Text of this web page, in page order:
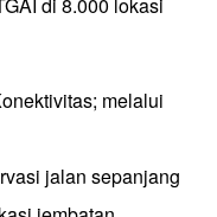
melalui
jalan sepanjang